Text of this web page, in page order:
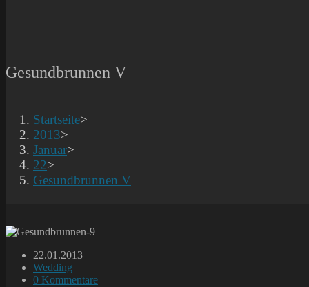
Gesundbrunnen V
Startseite>
2013>
Januar>
22>
Gesundbrunnen V
Beitrag
veröffentlicht:
22.01.2013
Beitrags-
Kategorie:
Wedding
Beitrags-
0 Kommentare